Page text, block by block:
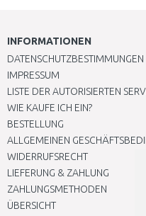
INFORMATIONEN
DATENSCHUTZBESTIMMUNGEN
IMPRESSUM
LISTE DER AUTORISIERTEN
WIE KAUFE ICH EIN?
BESTELLUNG
ALLGEMEINEN
WIDERRUFSRECHT
LIEFERUNG & ZAHLUNG
ZAHLUNGSMETHODEN
ÜBERSICHT